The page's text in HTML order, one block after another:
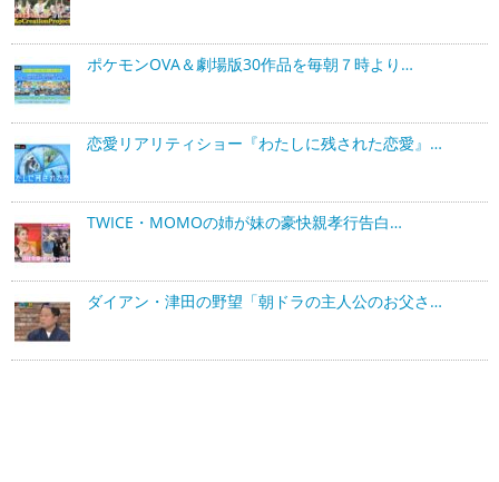
ポケモンOVA＆劇場版30作品を毎朝７時より…
恋愛リアリティショー『わたしに残された恋愛』…
TWICE・MOMOの姉が妹の豪快親孝行告白…
ダイアン・津田の野望「朝ドラの主人公のお父さ…